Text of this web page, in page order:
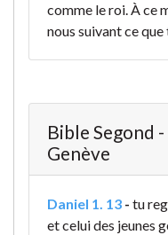
comme le roi. À ce
nous suivant ce
Bible Segond
Genève
Daniel 1. 13 - tu
et celui des jeunes